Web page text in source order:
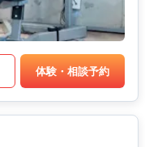
体験・相談予約